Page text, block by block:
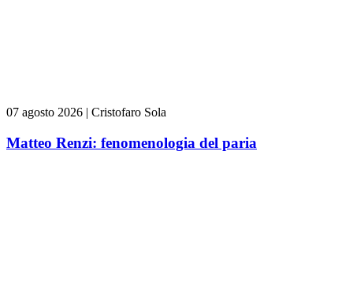
07 agosto 2026 | Cristofaro Sola
Matteo Renzi: fenomenologia del paria